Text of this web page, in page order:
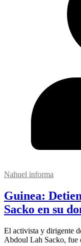
Nahuel informa
Guinea:
Sacko en su
El activista y dirigente
Abdoul Lah Sacko, fue